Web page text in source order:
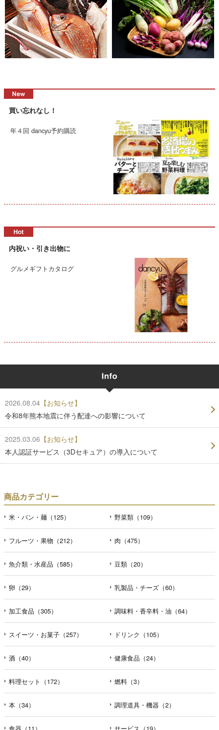
買い忘れなし！
年４回 dancyu予約購読
内祝い・引き出物に
グルメギフトカタログ
2026.08.04 【お知らせ】
令和8年熊本地震に伴う配達への影響について
2025.03.06 【お知らせ】
本人認証サービス（3Dセキュア）の導入について
商品カテゴリー
米・パン・麺（125） 野菜類（109）
フルーツ・果物（212） 肉（475）
魚介類・水産品（585） 豆類（20）
卵（29） 乳製品・チーズ（60）
加工食品（305） 調味料・香辛料・油（64）
スイーツ・お菓子（257） ドリンク（105）
酒（40） 健康食品（24）
料理セット（172） 燃料（3）
本（34） 調理道具・機器（2）